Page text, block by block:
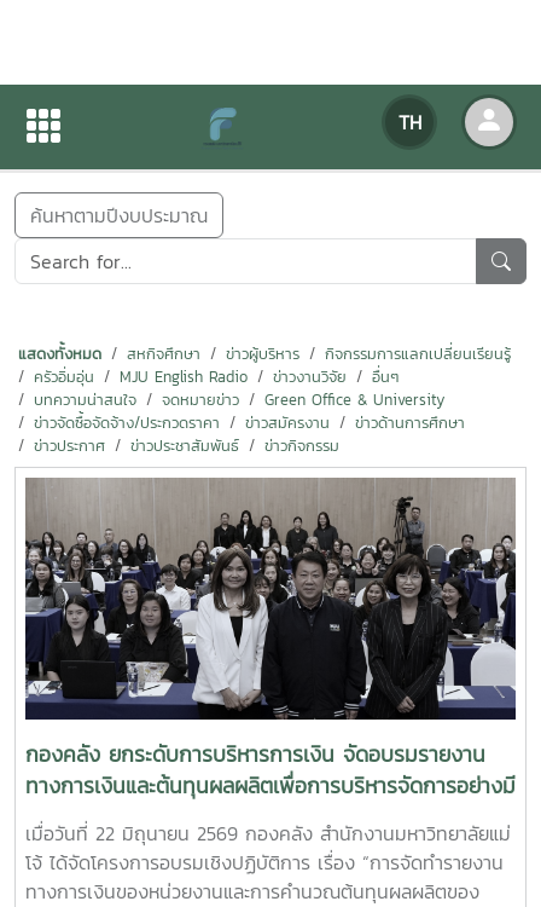
TH
ข่าวสารกิจกรรม
ค้นหาตามปีงบประมาณ
แสดงทั้งหมด สหกิจศึกษา ข่าวผู้บริหาร
กิจกรรมการแลกเปลี่ยนเรียนรู้
ครัวอิ่มอุ่น
MJU English Radio ข่าวงานวิจัย
อื่นๆ
บทความน่าสนใจ
จดหมายข่าว
Green Office & University
ข่าวจัดซื้อจัดจ้าง/ประกวดราคา
ข่าวสมัครงาน
ข่าวด้านการศึกษา
ข่าวประกาศ
ข่าวประชาสัมพันธ์ ข่าวกิจกรรม
กองคลัง ยกระดับการบริหารการเงิน จัดอบรมรายงาน
ทางการเงินและต้นทุนผลผลิตเพื่อการบริหารจัดการอย่างมี
ประสิทธิภาพ
เมื่อวันที่ 22 มิถุนายน 2569 กองคลัง สำนักงานมหาวิทยาลัยแม่
โจ้ ได้จัดโครงการอบรมเชิงปฏิบัติการ เรื่อง “การจัดทำรายงาน
ทางการเงินของหน่วยงานและการคำนวณต้นทุนผลผลิตของ